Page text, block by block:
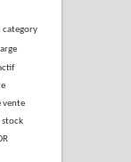
category
vente
stock